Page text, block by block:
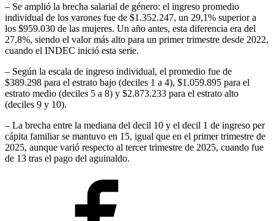
– Se amplió la brecha salarial de género: el ingreso promedio
individual de los varones fue de $1.352.247, un 29,1% superior a
los $959.030 de las mujeres. Un año antes, esta diferencia era del
27,8%, siendo el valor más alto para un primer trimestre desde 2022,
cuando el INDEC inició esta serie.
– Según la escala de ingreso individual, el promedio fue de
$389.298 para el estrato bajo (deciles 1 a 4), $1.059.895 para el
estrato medio (deciles 5 a 8) y $2.873.233 para el estrato alto
(deciles 9 y 10).
– La brecha entre la mediana del decil 10 y el decil 1 de ingreso per
cápita familiar se mantuvo en 15, igual que en el primer trimestre de
2025, aunque varió respecto al tercer trimestre de 2025, cuando fue
de 13 tras el pago del aguinaldo.